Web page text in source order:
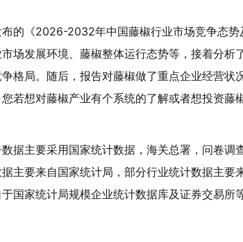
布的《2026-2032年中国藤椒行业市场竞争态
市场发展环境、藤椒整体运行态势等，接着分析
争格局。随后，报告对藤椒做了重点企业经营
您若想对藤椒产业有个系统的了解或者想投资
数据主要采用国家统计数据，海关总署，问卷调
据主要来自国家统计局，部分行业统计数据主要
于国家统计局规模企业统计数据库及证券交易所